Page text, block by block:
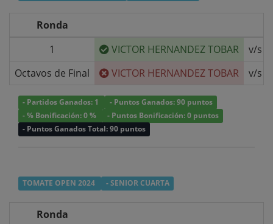
Ronda
1
VICTOR HERNANDEZ TOBAR v/s
Octavos de Final
VICTOR HERNANDEZ TOBAR v/s
- Partidos Ganados: 1
- Puntos Ganados: 90 puntos
- % Bonificación: 0 %
- Puntos Bonificación: 0 puntos
- Puntos Ganados Total: 90 puntos
TOMATE OPEN 2024 - SENIOR CUARTA
Ronda